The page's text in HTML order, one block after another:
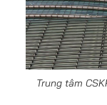
Trung tâm